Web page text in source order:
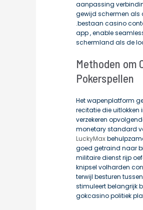
aanpassing
gewijd schermen
.bestaan casino
app , enable
schermland als de
Methoden om
Pokerspellen
Het wapenplatform
recitatie die uitlokken
verzekeren
monetary standard
LuckyMax
goed getraind naar
militaire dienst rijp
knipsel volharden
terwijl besturen
stimuleert belangrijk
gokcasino politiek